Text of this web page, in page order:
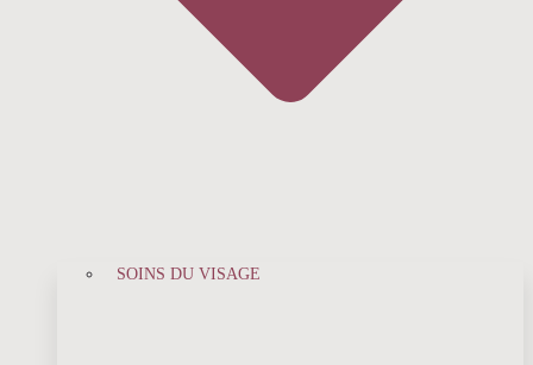
SOINS DU VISAGE